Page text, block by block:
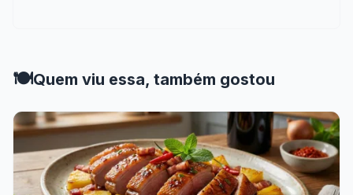
🍽️Quem viu essa, também gostou